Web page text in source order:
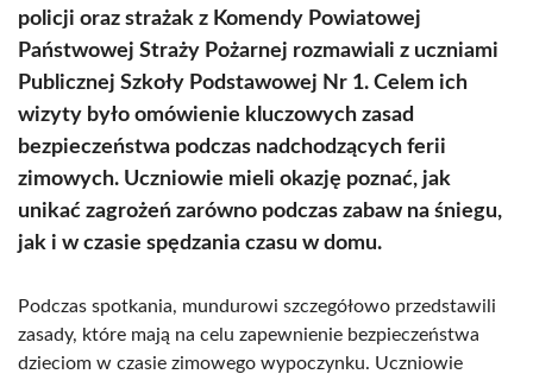
policji oraz strażak z Komendy Powiatowej
Państwowej Straży Pożarnej rozmawiali z uczniami
Publicznej Szkoły Podstawowej Nr 1. Celem ich
wizyty było omówienie kluczowych zasad
bezpieczeństwa podczas nadchodzących ferii
zimowych. Uczniowie mieli okazję poznać, jak
unikać zagrożeń zarówno podczas zabaw na śniegu,
jak i w czasie spędzania czasu w domu.
Podczas spotkania, mundurowi szczegółowo przedstawili
zasady, które mają na celu zapewnienie bezpieczeństwa
dzieciom w czasie zimowego wypoczynku. Uczniowie